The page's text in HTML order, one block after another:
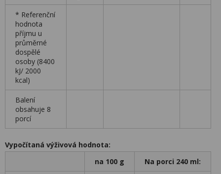
* Referenční
hodnota
příjmu u
průměrné
dospělé
osoby (8400
kJ/ 2000
kcal)
Balení
obsahuje 8
porcí
Vypočítaná výživová hodnota:
na 100 g
Na porci 240 ml: